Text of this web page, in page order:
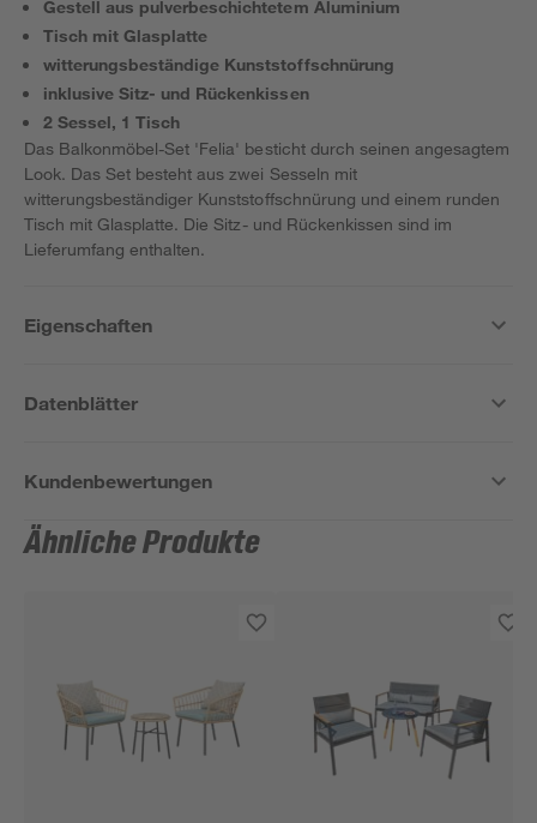
Gestell aus pulverbeschichtetem Aluminium
Tisch mit Glasplatte
witterungsbeständige Kunststoffschnürung
inklusive Sitz- und Rückenkissen
2 Sessel, 1 Tisch
Das Balkonmöbel-Set 'Felia' besticht durch seinen angesagtem
Look. Das Set besteht aus zwei Sesseln mit
witterungsbeständiger Kunststoffschnürung und einem runden
Tisch mit Glasplatte. Die Sitz- und Rückenkissen sind im
Lieferumfang enthalten.
Eigenschaften
Datenblätter
Kundenbewertungen
Ähnliche Produkte